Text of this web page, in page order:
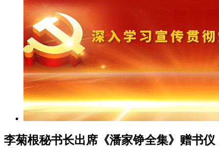
李菊根秘书长出席《潘家铮全集》赠书仪